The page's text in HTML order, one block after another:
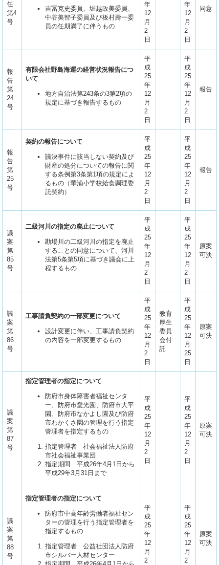
任
第4
号
吉冨克史委員、堀越政美委員、
中谷美智子委員及び板村壽一委
員の任期満了に伴うもの
年
12
月
2
日
年
12
月
2
日
同意
報
告
第
24
号
有限会社野島海運の経営状況報告につ
いて
地方自治法第243条の3第2項の
規定に基づき報告するもの
平
成
25
年
12
月
2
日
平
成
25
年
12
月
2
日
報告
報
告
第
25
号
契約の報告について
議決事件に該当しない契約及び
財産の処分についての報告に関
する条例第3条第1項の規定によ
るもの（華浦小学校給食調理委
託契約）
平
成
25
年
12
月
2
日
平
成
25
年
12
月
2
日
報告
議
案
第
85
号
二級河川の指定の廃止について
勘場川の二級河川の指定を廃止
することの同意について、河川
法第5条第5項に基づき議会に上
程するもの
平
成
25
年
12
月
2
日
平
成
25
年
12
月
2
日
原案
可決
議
案
第
86
号
工事請負契約の一部変更について
設計変更に伴い、工事請負契約
の内容を一部変更するもの
平
成
25
年
12
月
2
日
教育
厚生
委員
会付
託
平
成
25
年
12
月
25
日
原案
可決
議
案
第
87
号
指定管理者の指定について
防府市身体障害者福祉センタ
ー、防府市愛光園、防府市大平
園、防府市なかよし園及び防府
市わかくさ園の管理を行う指定
管理者を指定するもの
指定管理者 社会福祉法人防府
市社会福祉事業団
指定期間 平成26年4月1日から
平成29年3月31日まで
平
成
25
年
12
月
2
日
平
成
25
年
12
月
2
日
原案
可決
議
案
第
88
号
指定管理者の指定について
防府市中高年齢労働者福祉セン
ターの管理を行う指定管理者を
指定するもの
指定管理者 公益社団法人防府
市シルバー人材センター
平
成
25
年
12
月
2
平
成
25
年
12
月
2
原案
可決